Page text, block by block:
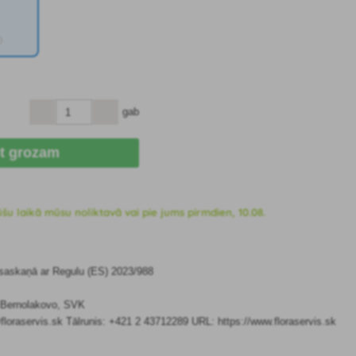
gab
grozam
laikā mūsu noliktavā vai pie jums pirmdien, 10.08.
ar Regulu (ES) 2023/988
SVK
Tālrunis: +421 2 43712289 URL: https://www.floraservis.sk